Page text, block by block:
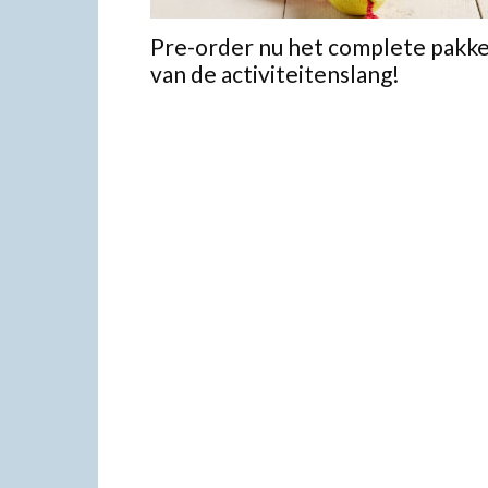
Pre-order nu het complete
van de activiteitenslang!